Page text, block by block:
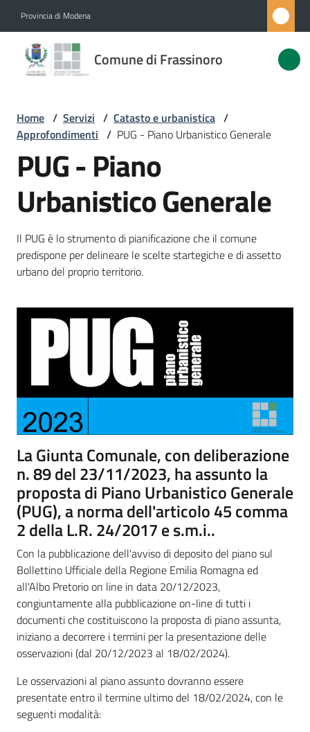
Provincia di Modena
Comune di Frassinoro
Comune di
Frassinoro
Amministrazione
Novità
Servizi
Vivere
Frassinoro
argomenti...
Seguici
su
Home / Servizi / Catasto e urbanistica /
Approfondimenti / PUG - Piano Urbanistico Generale
PUG - Piano
Urbanistico Generale
Il PUG è lo strumento di pianificazione che il comune
predispone per delineare le scelte startegiche e di assetto
urbano del proprio territorio.
La Giunta Comunale, con deliberazione
n. 89 del 23/11/2023, ha assunto la
proposta di Piano Urbanistico Generale
(PUG), a norma dell'articolo 45 comma
2 della L.R. 24/2017 e s.m.i..
Con la pubblicazione dell'avviso di deposito del piano sul
Bollettino Ufficiale della Regione Emilia Romagna ed
all'Albo Pretorio on line in data 20/12/2023,
congiuntamente alla pubblicazione on-line di tutti i
documenti che costituiscono la proposta di piano assunta,
iniziano a decorrere i termini per la presentazione delle
osservazioni (dal 20/12/2023 al 18/02/2024).
Le osservazioni al piano assunto dovranno essere
presentate entro il termine ultimo del 18/02/2024, con le
seguenti modalità: